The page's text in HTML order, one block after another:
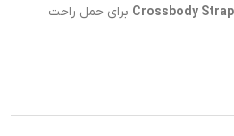
برای حمل راحت